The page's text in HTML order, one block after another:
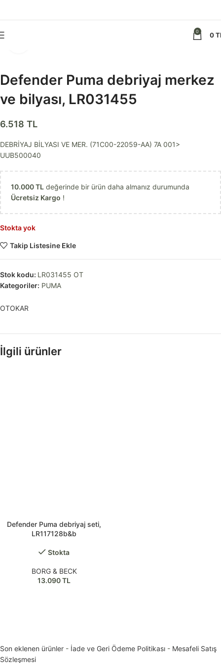
0 0
Defender Puma debriyaj merkez
ve bilyası, LR031455
6.518 TL
DEBRİYAJ BİLYASI VE MER. (71C00-22059-AA) 7A 001>
UUB500040
10.000TL değerinde bir ürün daha almanız durumunda
Ücretsiz Kargo !
Stokta yok
Takip Listesine Ekle
Stok kodu: LR031455 OT
Kategoriler: PUMA
OTOKAR
İlgili ürünler
Defender Puma debriyaj seti,
LR117128b&b
Stokta
BORG & BECK
13.090TL
Son eklenen ürünler - İade ve Geri Ödeme Politikası - Mesafeli Satış
Sözleşmesi